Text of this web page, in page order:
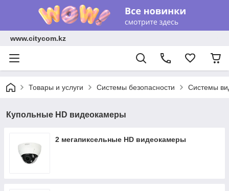
www.citycom.kz
Товары и услуги Системы безопасности Системы
Купольные HD видеокамеры
2 мегапиксельные HD видеокамеры